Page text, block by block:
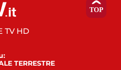
TV HD
TERRESTRE